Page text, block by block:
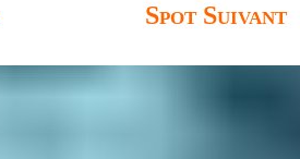
Spot Suivant